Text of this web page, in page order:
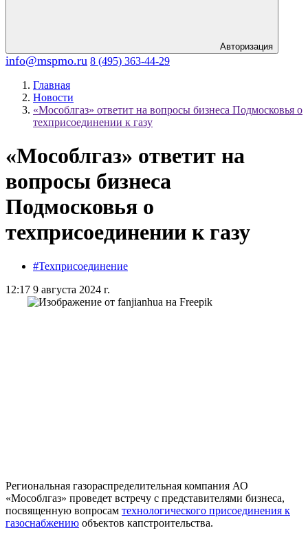
Авторизация
info@mspmo.ru 8 (495) 363-44-29
Главная
Новости
«Мособлгаз» ответит на вопросы бизнеса Подмосковья о
техприсоединении к газу
«Мособлгаз» ответит на
вопросы бизнеса
Подмосковья о
техприсоединении к газу
#Техприсоединение
12:17 9 августа 2024 г.
Региональная газораспределительная компания АО
«Мособлгаз» проведет встречу с представителями бизнеса,
посвященную вопросам технологического присоединения к
газоснабжению объектов капстроительства.